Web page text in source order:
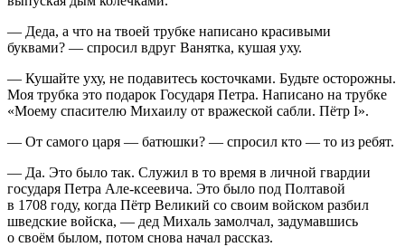
— Деда, а что на твоей трубке написано красивыми
буквами? — спросил вдруг Ванятка, кушая уху.
— Кушайте уху, не подавитесь косточками. Будьте осторожны.
Моя трубка это подарок Государя Петра. Написано на трубке
«Моему спасителю Михаилу от вражеской сабли. Пётр I».
— От самого царя — батюшки? — спросил кто — то из ребят.
— Да. Это было так. Служил в то время в личной гвардии
государя Петра Але-ксеевича. Это было под Полтавой
в 1708 году, когда Пётр Великий со своим войском разбил
шведские войска, — дед Михаль замолчал, задумавшись
о своём былом, потом снова начал рассказ.